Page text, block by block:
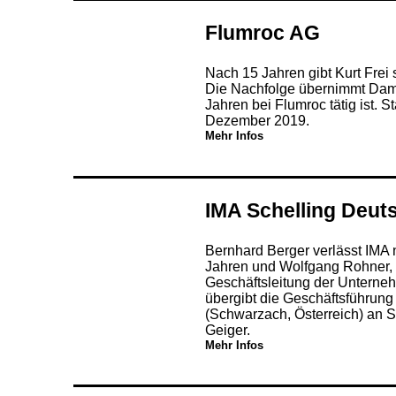
Flumroc AG
Nach 15 Jahren gibt Kurt Frei
Die Nachfolge übernimmt
Jahren bei Flumroc tätig ist.
Dezember 2019.
Mehr Infos
IMA Schelling
Bernhard Berger verlässt
Jahren und Wolfgang
Geschäftsleitung der
übergibt die
(Schwarzach, Österreich) an
Geiger.
Mehr Infos